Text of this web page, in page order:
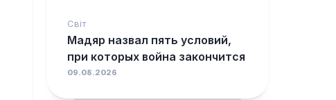
Світ
Мадяр назвал пять условий,
при которых война закончится
09.08.2026